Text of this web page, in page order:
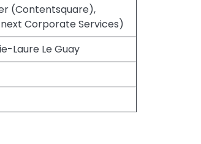
(Contentsquare),
Corporate Services)
Laure Le Guay